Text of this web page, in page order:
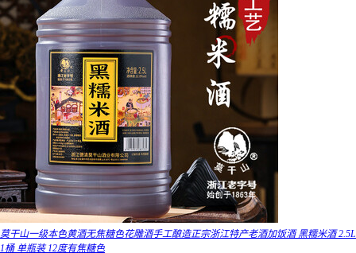
莫干山一级本色黄酒无焦糖色花雕酒手工酿造正宗浙江特产老酒加饭酒 黑糯米酒 2.5L
1桶 单瓶装 12度有焦糖色